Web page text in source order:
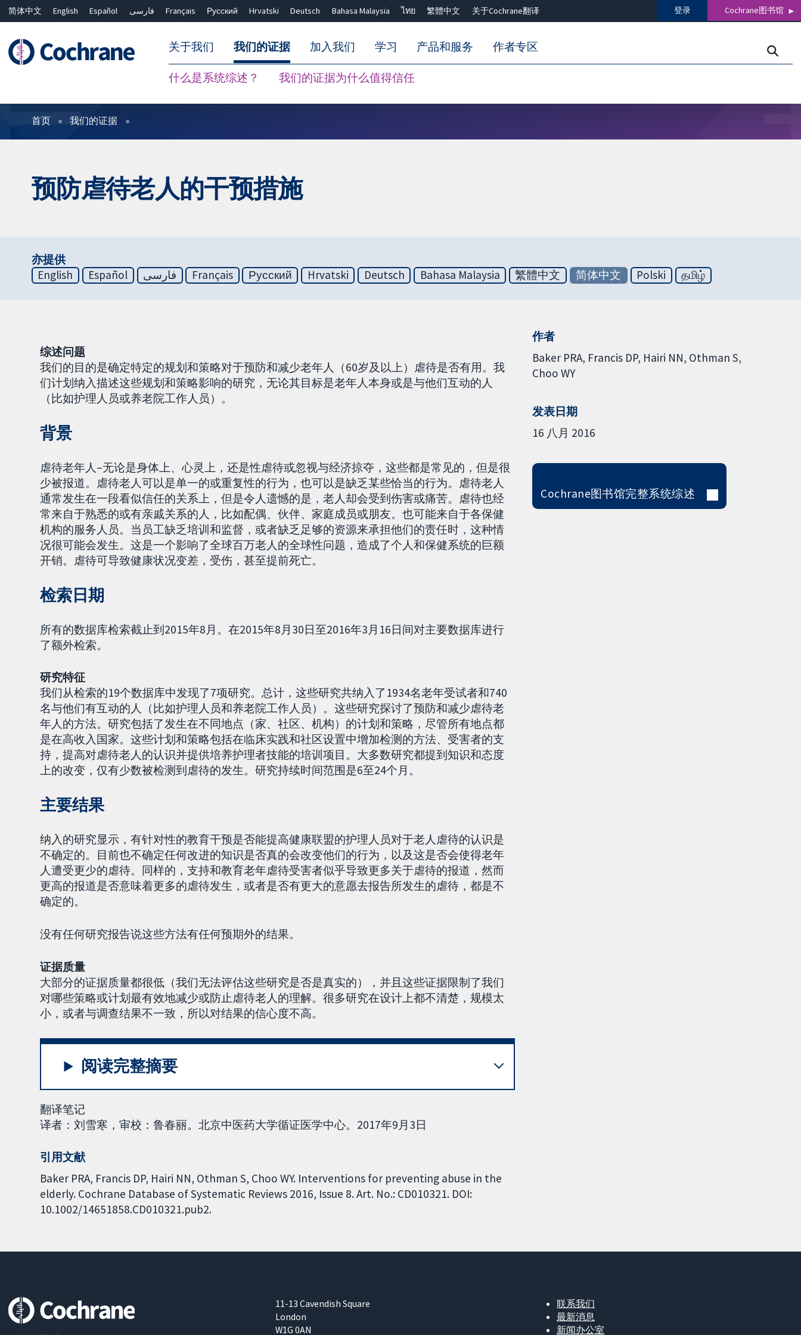
简体中文 English Español فارسی Français Русский Hrvatski Deutsch Bahasa Malaysia ไทย 繁體中文 关于Cochrane翻译 登录 Cochrane图书馆
关于我们 我们的证据
什么是系统综述？ 我们的证据为什么值得信任
加入我们 学习 产品和服务 作者专区
过滤
首页 我们的证据
预防虐待老人的干预措施
亦提供
English
Español فارسی Français Русский Hrvatski Deutsch Bahasa Malaysia 繁體中文 简体中文 Polski தமிழ்
综述问题
我们的目的是确定特定的规划和策略对于预防和减少老年人（60岁及以上）虐待是否有用。我
们计划纳入描述这些规划和策略影响的研究，无论其目标是老年人本身或是与他们互动的人
（比如护理人员或养老院工作人员）。
背景
虐待老年人–无论是身体上、心灵上，还是性虐待或忽视与经济掠夺，这些都是常见的，但是很
少被报道。虐待老人可以是单一的或重复性的行为，也可以是缺乏某些恰当的行为。虐待老人
通常发生在一段看似信任的关系上，但是令人遗憾的是，老人却会受到伤害或痛苦。虐待也经
常来自于熟悉的或有亲戚关系的人，比如配偶、伙伴、家庭成员或朋友。也可能来自于各保健
机构的服务人员。当员工缺乏培训和监督，或者缺乏足够的资源来承担他们的责任时，这种情
况很可能会发生。这是一个影响了全球百万老人的全球性问题，造成了个人和保健系统的巨额
开销。虐待可导致健康状况变差，受伤，甚至提前死亡。
检索日期
所有的数据库检索截止到2015年8月。在2015年8月30日至2016年3月16日间对主要数据库进行
了额外检索。
研究特征
我们从检索的19个数据库中发现了7项研究。总计，这些研究共纳入了1934名老年受试者和740
名与他们有互动的人（比如护理人员和养老院工作人员）。这些研究探讨了预防和减少虐待老
年人的方法。研究包括了发生在不同地点（家、社区、机构）的计划和策略，尽管所有地点都
是在高收入国家。这些计划和策略包括在临床实践和社区设置中增加检测的方法、受害者的支
持，提高对虐待老人的认识并提供培养护理者技能的培训项目。大多数研究都提到知识和态度
上的改变，仅有少数被检测到虐待的发生。研究持续时间范围是6至24个月。
主要结果
纳入的研究显示，有针对性的教育干预是否能提高健康联盟的护理人员对于老人虐待的认识是
不确定的。目前也不确定任何改进的知识是否真的会改变他们的行为，以及这是否会使得老年
人遭受更少的虐待。同样的，支持和教育老年虐待受害者似乎导致更多关于虐待的报道，然而
更高的报道是否意味着更多的虐待发生，或者是否有更大的意愿去报告所发生的虐待，都是不
确定的。
没有任何研究报告说这些方法有任何预期外的结果。
证据质量
大部分的证据质量都很低（我们无法评估这些研究是否是真实的），并且这些证据限制了我们
对哪些策略或计划最有效地减少或防止虐待老人的理解。很多研究在设计上都不清楚，规模太
小，或者与调查结果不一致，所以对结果的信心度不高。
阅读完整摘要
翻译笔记
译者：刘雪寒，审校：鲁春丽。北京中医药大学循证医学中心。2017年9月3日
引用文献
Baker PRA, Francis DP, Hairi NN, Othman S, Choo WY. Interventions for preventing abuse in the
elderly. Cochrane Database of Systematic Reviews 2016, Issue 8. Art. No.: CD010321. DOI:
10.1002/14651858.CD010321.pub2.
作者
Baker PRA Francis DP Hairi NN Othman S
Choo WY
发表日期
16 八月 2016
Cochrane图书馆完整系统综述
11-13 Cavendish Square
London
W1G 0AN
联系我们
最新消息
新闻办公室